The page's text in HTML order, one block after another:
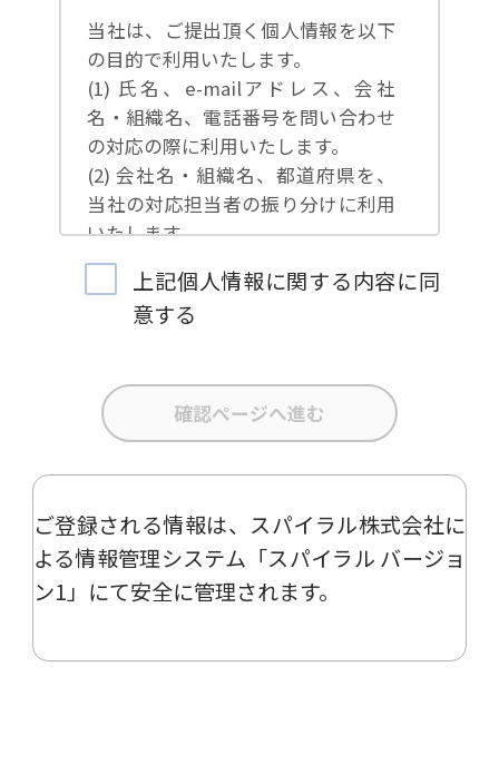
当社は、ご提出頂く個人情報を以下
の目的で利用いたします。
(1) 氏名、e-mailアドレス、会社
名・組織名、電話番号を問い合わせ
の対応の際に利用いたします。
(2) 会社名・組織名、都道府県を、
当社の対応担当者の振り分けに利用
いたします。
(3) お問合せ内容について集計分析
を行い、当社製品・サービスの企画
開発や、販促営業活動の参考にいた
(4) 氏名、e-mailアドレス、会社
名・組織名、電話番号を、当社の製
品・サービスのご案内や当社が独自
ー、イベント、展示会の開催や出展
情報の提供の際に利用いたします。
その他の目的では使用致しません。
2 個人情報の管理について
上記個人情報に関する内容に同
意する
ご登録される情報は、 スパイラル株式会社に
よる情報管理システム「スパイラル バージョ
ン1」 にて安全に管理されます。